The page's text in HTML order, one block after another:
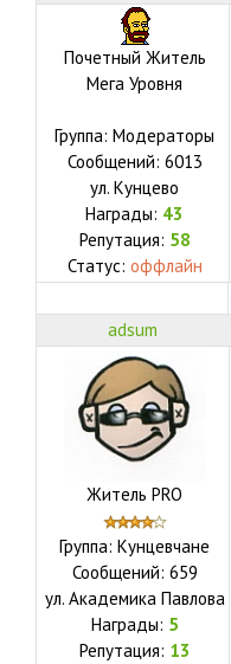
Почетный Житель
Мега Уровня
Группа: Модераторы
Сообщений: 6013
ул. Кунцево
Награды: 43
Репутация: 58
Статус: оффлайн
adsum
Житель PRO
Группа: Кунцевчане
Сообщений: 659
ул. Академика Павлова
Награды: 5
Репутация: 13